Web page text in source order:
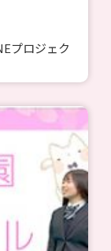
プロジェク